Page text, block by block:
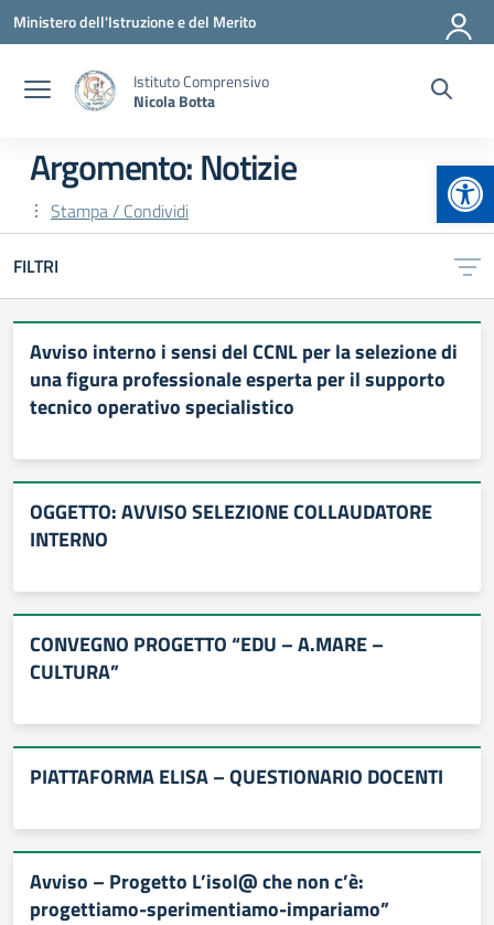
Vai ai contenuti
Vai al menu di navigazione
Vai al footer
Ministero dell'Istruzione e del Merito
Istituto Comprensivo
Nicola Botta
Argomento: Notizie
Stampa / Condividi
FILTRI
Avviso interno i sensi del CCNL per la selezione di
una figura professionale esperta per il supporto
tecnico operativo specialistico
OGGETTO: AVVISO SELEZIONE COLLAUDATORE
INTERNO
CONVEGNO PROGETTO “EDU – A.MARE –
CULTURA”
PIATTAFORMA ELISA – QUESTIONARIO DOCENTI
Avviso – Progetto L’isol@ che non c’è:
progettiamo-sperimentiamo-impariamo”